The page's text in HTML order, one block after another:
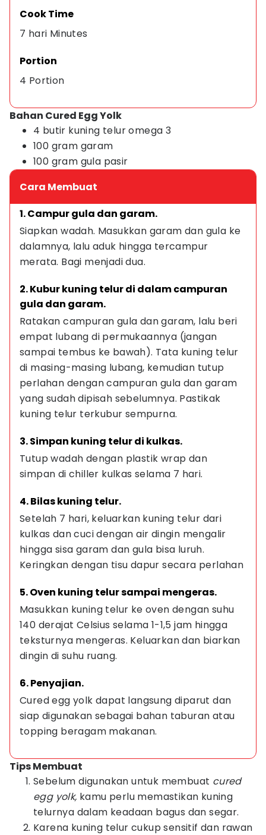
Cook Time
7 hari Minutes
Portion
4 Portion
Bahan Cured Egg Yolk
4 butir kuning telur omega 3
100 gram garam
100 gram gula pasir
Cara Membuat
1. Campur gula dan garam.
Siapkan wadah. Masukkan garam dan gula ke
dalamnya, lalu aduk hingga tercampur
merata. Bagi menjadi dua.
2. Kubur kuning telur di dalam campuran
gula dan garam.
Ratakan campuran gula dan garam, lalu beri
empat lubang di permukaannya (jangan
sampai tembus ke bawah). Tata kuning telur
di masing-masing lubang, kemudian tutup
perlahan dengan campuran gula dan garam
yang sudah dipisah sebelumnya. Pastikak
kuning telur terkubur sempurna.
3. Simpan kuning telur di kulkas.
Tutup wadah dengan plastik wrap dan
simpan di chiller kulkas selama 7 hari.
4. Bilas kuning telur.
Setelah 7 hari, keluarkan kuning telur dari
kulkas dan cuci dengan air dingin mengalir
hingga sisa garam dan gula bisa luruh.
Keringkan dengan tisu dapur secara perlahan
5. Oven kuning telur sampai mengeras.
Masukkan kuning telur ke oven dengan suhu
140 derajat Celsius selama 1-1,5 jam hingga
teksturnya mengeras. Keluarkan dan biarkan
dingin di suhu ruang.
6. Penyajian.
Cured egg yolk dapat langsung diparut dan
siap digunakan sebagai bahan taburan atau
topping beragam makanan.
Tips Membuat
Sebelum digunakan untuk membuat cured
egg yolk, kamu perlu memastikan kuning
telurnya dalam keadaan bagus dan segar.
Karena kuning telur cukup sensitif dan rawan